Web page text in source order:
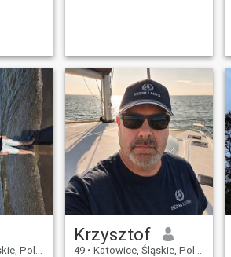
Polonia
Krzysztof
49 • Katowice, Śląskie, Polonia